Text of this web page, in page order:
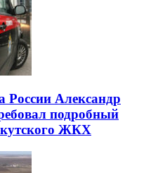
России Александр
подробный
ЖКХ